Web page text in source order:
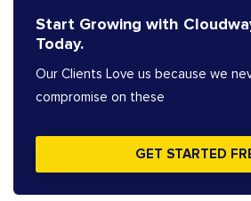
Start Growing with
Today.
Our Clients Love us because we
compromise on these
GET STARTED